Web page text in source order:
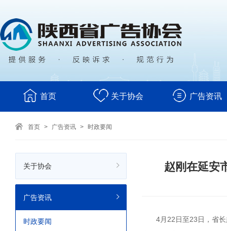
首页 关于协会 广告资讯
首页 > 广告资讯 > 时政要闻
关于协会
广告资讯
时政要闻
赵刚在延安
4月22日至23日，省